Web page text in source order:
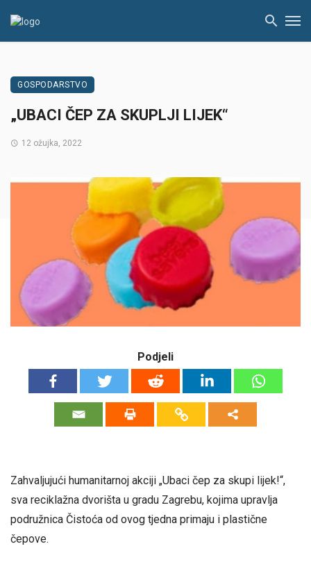
GOSPODARSTVO
„UBACI ČEP ZA SKUPLJI LIJEK“
12 ožujka, 2022
Podjeli
Zahvaljujući humanitarnoj akciji „Ubaci čep za skupi lijek!“,
sva reciklažna dvorišta u gradu Zagrebu, kojima upravlja
podružnica Čistoća od ovog tjedna primaju i plastične
čepove.